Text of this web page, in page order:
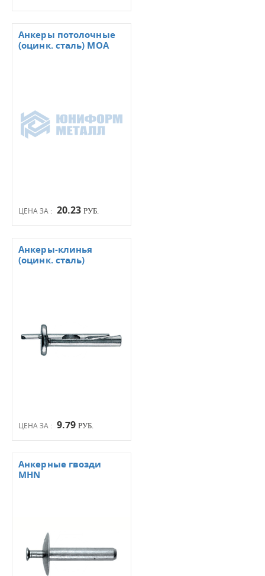
ЦЕНА ЗА : 20.23 РУБ.
Анкеры потолочные
(оцинк. сталь) МОА
ЦЕНА ЗА : 9.79 РУБ.
Анкеры-клинья
(оцинк. сталь)
Анкерные гвозди
MHN